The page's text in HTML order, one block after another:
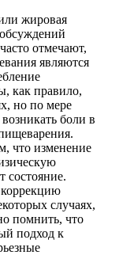
жировая
отмечают,
являются
как правило,
но по мере
боли в
что изменение
состояние.
случаях,
помнить, что
подход к